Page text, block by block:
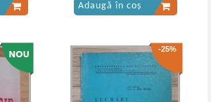
Adaugă în coș
-25%